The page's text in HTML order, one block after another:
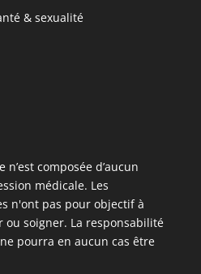
& sexualité
composée d’aucun
médicale. Les
n'ont pas pour objectif à
soigner. La responsabilité
pourra en aucun cas être